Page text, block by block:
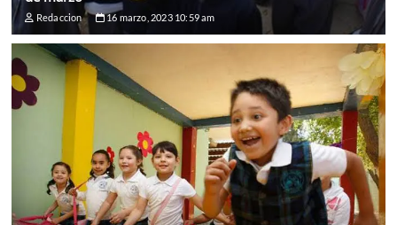
Redaccion 16 marzo, 2023 10:59 am